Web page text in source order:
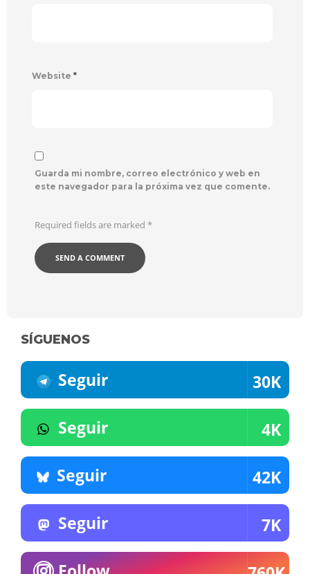
Website *
Guarda mi nombre, correo electrónico y web en
este navegador para la próxima vez que comente.
Required fields are marked *
SÍGUENOS
Seguir 30K
Seguir 4K
Seguir 42K
Seguir 7K